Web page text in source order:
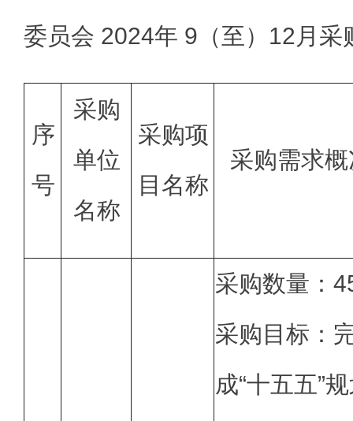
委员会 2024年 9（至）12月采
序
号
采购
单位
名称
采购项
目名称
采购需求
采购数量：
采购目标：
成“十五五”